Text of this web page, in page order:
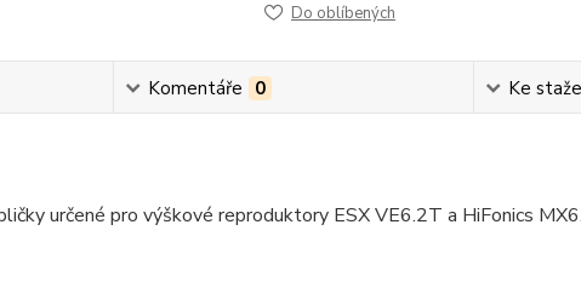
Do oblíbených
Komentáře 0 Ke
určené pro výškové reproduktory ESX VE6.2T a HiFonics